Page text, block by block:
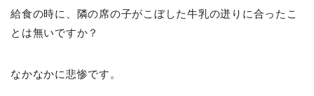
給食の時に、隣の席の子がこぼした牛乳の迸りに合ったこ
とは無いですか？
なかなかに悲惨です。